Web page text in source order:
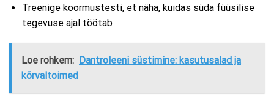
Treenige koormustesti, et näha, kuidas süda füüsilise
tegevuse ajal töötab
Loe rohkem: Dantroleeni süstimine: kasutusalad ja
kõrvaltoimed